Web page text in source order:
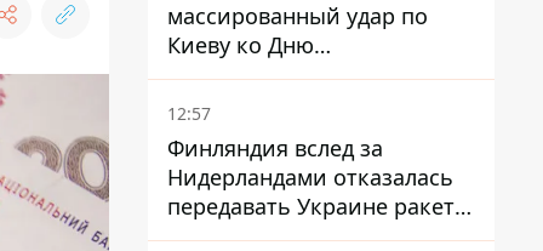
массированный удар по
Киеву ко Дню
Независимости - Институт
изучения войны
12:57
Финляндия вслед за
Нидерландами отказалась
передавать Украине ракеты
ПВО Patriot